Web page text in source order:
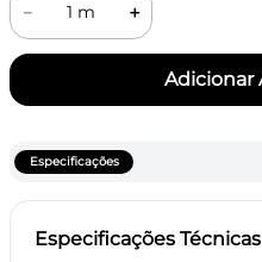
＋
－
Especificações
Especificações Técnicas